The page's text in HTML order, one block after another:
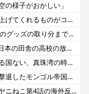
の様子がおかしい」
海外「日本の電車旅で最高に気分を上げてくれるものがコレ！」→「分かるよ、凄くワクワクする・・・！」【海外の反応】
「出演は1作だけなのに、続編3本分のグッズの取り分まで契約に書かせた」ジャック・ニコルソンが『バットマン』で得た総額
海外「日本人ってズルいよね(笑)」 日本の田舎の高校の放課後がエモすぎると海外で大反響
トランプ大統領「日本ほど奇襲を知る国ない、真珠湾の時なぜ知らせなかったのか」…目を大きく開いた高市首相＝韓国の反応
海外「どの国もあっさり！」日本が撃退したモンゴル帝国の本当の恐ろしさに海外が大騒ぎ
海外「下品だけどマジで面白いｗ」ヤニねこ第4話の海外反応